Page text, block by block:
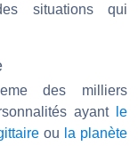
situations qui
des milliers
ayant
le
ou la planète